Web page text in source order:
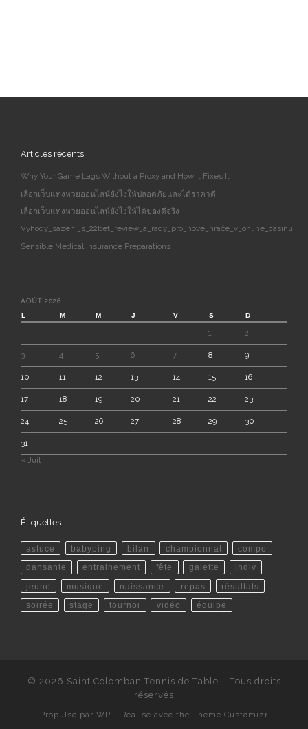
Articles récents
Why Your Game Lags Without a Proxy and How It Fixes It
เลือกเว็บแทงหวยออนไลน์ยังไงให้ปลอดภัยและได้ราคาดี
เลือกเว็บแทงหวยออนไลน์ยังไงให้ได้ของดีจริง
Výhody_sázení_s_22bet_review_a_rady_pro_nové_hráče_v_online_casinu
Sensible Medical insurance Preparations
AOÛT 2026
L
M M J V S D
1 2
3 4 5 6 7 8 9
10 11 12 13 14 15 16
17 18 19 20 21 22 23
24 25 26 27 28 29 30
31
« Juil
Étiquettes
astuce babyping bilan championnat compo
dansante entrainement fête galette indiv
jeune musique naissance repas résultats
soirée stage tournoi vidéo équipe
© 2026 Saint Colomban Tennis de Table – Tous droits
réservés
Propulsé par WP – Réalisé avec the Thème Customizr